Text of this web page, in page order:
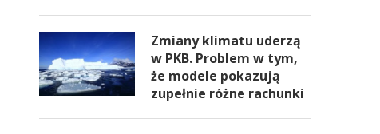
Zmiany klimatu uderzą
w PKB. Problem w tym,
że modele pokazują
zupełnie różne rachunki